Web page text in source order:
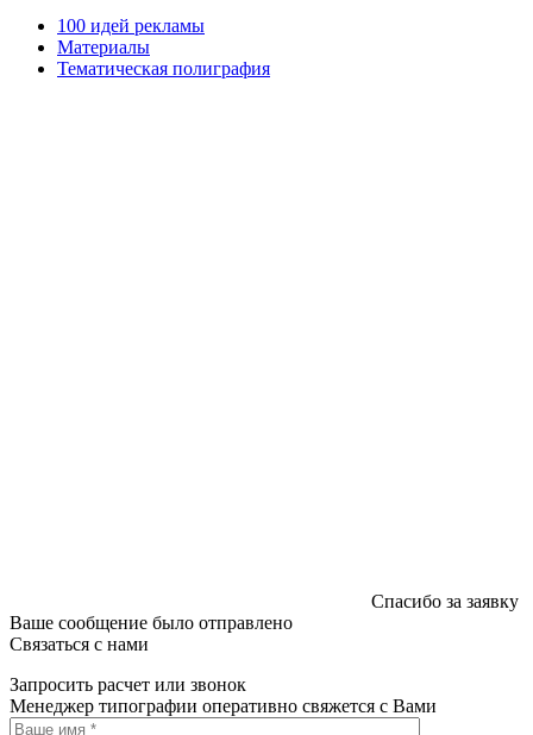
100 идей рекламы
Материалы
Тематическая полиграфия
Спасибо за заявку
Ваше сообщение было отправлено
Связаться с нами
Запросить расчет или звонок
Менеджер типографии оперативно свяжется с Вами